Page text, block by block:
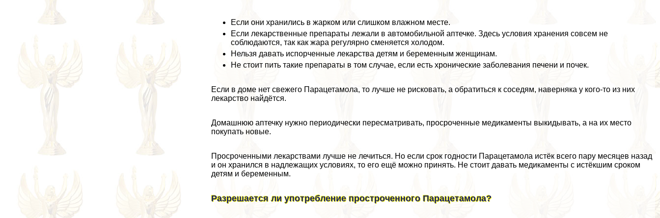
Если они хранились в жарком или слишком влажном месте.
Если лекарственные препараты лежали в автомобильной аптечке. Здесь условия хранения совсем не
соблюдаются, так как жара регулярно сменяется холодом.
Нельзя давать испорченные лекарства детям и беременным женщинам.
Не стоит пить такие препараты в том случае, если есть хронические заболевания печени и почек.
Если в доме нет свежего Парацетамола, то лучше не рисковать, а обратиться к соседям, наверняка у кого-то из них
лекарство найдётся.
Домашнюю аптечку нужно периодически пересматривать, просроченные медикаменты выкидывать, а на их место
покупать новые.
Просроченными лекарствами лучше не лечиться. Но если срок годности Парацетамола истёк всего пару месяцев назад
и он хранился в надлежащих условиях, то его ещё можно принять. Не стоит давать медикаменты с истёкшим сроком
детям и беременным.
Разрешается ли употрeбление простроченного Парацетамола?